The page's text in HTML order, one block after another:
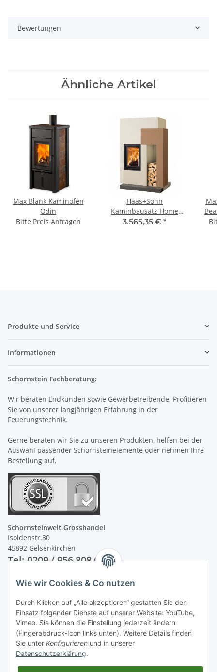
Bewertungen
Ähnliche Artikel
Max Blank Kaminofen
Odin
Bitte Preis Anfragen
Haas+Sohn
Kaminbausatz Home
ASCIM-II
3.565,35 € *
Produkte und Service
Informationen
Schornstein Fachberatung:
Wir beraten Endkunden sowie Gewerbetreibende. Profitieren
Sie von unserer langjährigen Erfahrung in der
Feuerungstechnik.
Gerne beraten wir Sie zu unseren Produkten, helfen bei der
Auswahl passender Schornsteinelemente oder nehmen Ihre
Bestellung auf.
Schornsteinwelt Grosshandel
Isoldenstr.30
45892 Gelsenkirchen
Tel: 0209 / 956 808 60
Unsere Zahlungsarten
Wie wir Cookies & Co nutzen
Durch Klicken auf „Alle akzeptieren“ gestatten Sie den
Einsatz folgender Dienste auf unserer Website: YouTube,
Vimeo. Sie können die Einstellung jederzeit ändern
(Fingerabdruck-Icon links unten). Weitere Details finden
Sie unter Konfigurieren und in unserer
Datenschutzerklärung.